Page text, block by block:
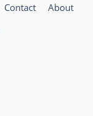
Contact
About